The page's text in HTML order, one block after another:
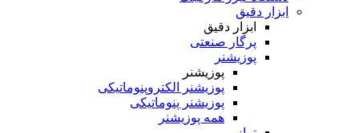
ابزار دقیق
ابزار دقیق
پرگار صنعتی
پوزیشنر
پوزیشنر
پوزیشنر الکتروپنوماتیکی
پوزیشنر پنوماتیکی
همه پوزیشنر